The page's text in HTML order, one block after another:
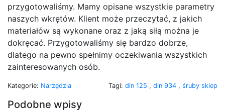
przygotowaliśmy. Mamy opisane wszystkie parametry
naszych wkrętów. Klient może przeczytać, z jakich
materiałów są wykonane oraz z jaką siłą można je
dokręcać. Przygotowaliśmy się bardzo dobrze,
dlatego na pewno spełnimy oczekiwania wszystkich
zainteresowanych osób.
Kategorie: Narzędzia Tagi: din 125 , din 934 , śruby sklep
Podobne wpisy